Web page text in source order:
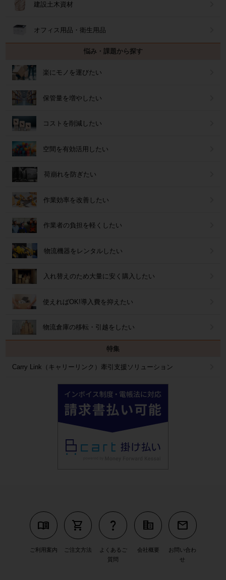
建設土木資材
オフィス用品・衛生用品
悩み・課題から探す
楽にモノを運びたい
保管量を増やしたい
コストを削減したい
空間を有効活用したい
荷崩れを防ぎたい
作業効率を改善したい
作業者の負担を軽くしたい
物流機器をレンタルしたい
入れ替えのため大量に安く購入したい
使えればOK!導入費を抑えたい
物流倉庫の移転・引越をしたい
特集
Carry Link（キャリーリンク）牽引支援ソリューション
menu_book
ご利用案内
shopping_cart
ご注文方法
question_mark
よくあるご
質問
corporate_fare
会社概要
mail
お問い合わ
せ